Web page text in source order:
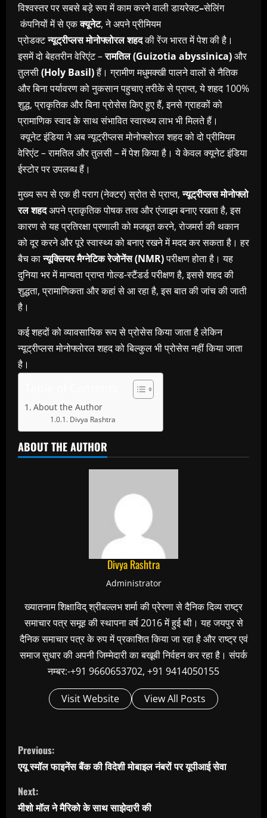
विश्वस्तरपरसबसेबड़ेरूपमेंकामकरनेवालीडायरेक्ट–सेलिंग
कंपनियोंमेंसेएकक्यूनेट, ने अपने प्रीमियम
प्रोडक्टन्यूट्रीप्लसमोनोफ्लोरलशहदकी रेंज भारत में पेश की है।
इसमें दो बेहतरीन वेरिएंट–रामतिल(Guizotia abyssinica)और
तुलसी(Holy Basil)हैं। ग्रामीण मधुमक्खी पालने वालों से नैतिक
और बिना पर्यावरण को नुकसान पहुचाए तरीके से प्राप्त, ये शहद 100%
शुद्ध, प्राकृतिक और बिना प्रोसेस किए हुए हैं, इनसे ग्राहकों को
प्रामाणिक स्वाद के साथ संभावित स्वास्थ्य लाभ भी मिलते हैं।
क्यूनेटइंडिया ने अब न्यूट्रीप्लस मोनोफ्लोरल शहद को दो प्रीमियम
वेरिएंट – रामतिल और तुलसी – में पेश किया है। ये केवलक्यूनेटइंडिया
ईस्टोर पर उपलब्ध हैं।
मुख्य रूप से एक ही पराग (नेक्टर) स्रोत से प्राप्त,न्यूट्रीप्लसमोनोफ्लो
रलशहदअपने प्राकृतिक पोषक तत्व और एंजाइम बनाए रखता है, इस
कारण से यह प्रतिरक्षा प्रणाली को मजबूत करने, रोजमर्रा की थकान
को दूर करने और पूरे स्वास्थ्य को बनाए रखने में मदद कर सकता है। हर
बैच कान्यूक्लियरमैग्नेटिकरेजोनेंस(NMR)परीक्षण होता है। यह
दुनिया भर में मान्यता प्राप्त गोल्ड-स्टैंडर्ड परीक्षण है, इससे शहद की
शुद्धता, प्रामाणिकता और कहां से आ रहा है, इस बात की जांच की जाती
है।
कई शहदों को व्यावसायिक रूप से प्रोसेस किया जाता है लेकिन
न्यूट्रीप्लस मोनोफ्लोरल शहद को बिल्कुल भी प्रोसेस नहीं किया जाता
है।
About the Author
Divya Rashtra
ABOUT THE AUTHOR
Divya Rashtra
Administrator
ख्यातनाम शिक्षाविद् श्रीबल्लभ शर्मा की प्रेरणा से दैनिक दिव्य राष्ट्र
समाचार पत्र समूह की स्थापना वर्ष 2016 में हुई थी। यह जयपुर से
दैनिक समाचार पत्र के रुप में प्रकाशित किया जा रहा है और राष्ट्र एवं
समाज सुधार की अपनी जिम्मेदारी का बखूबी निर्वहन कर रहा है। संपर्क
नम्बर:-+91 9660653702, +91 9414050155
Visit Website View All Posts
C
o
n
t
Previous:
एयू स्मॉल फाइनेंस बैंक की विदेशी मोबाइल नंबरों पर यूपीआई सेवा
Next:
मीशो मॉल ने मैरिको के साथ साझेदारी की